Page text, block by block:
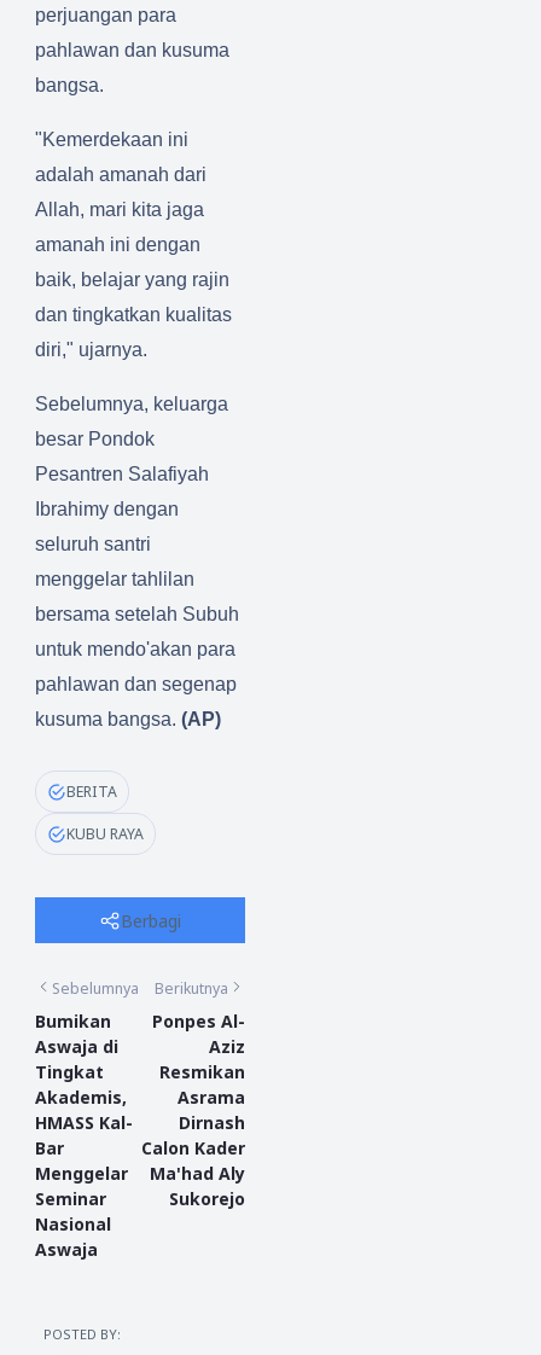
perjuangan para
pahlawan dan kusuma
bangsa.
"Kemerdekaan ini
adalah amanah dari
Allah, mari kita jaga
amanah ini dengan
baik, belajar yang rajin
dan tingkatkan kualitas
diri," ujarnya.
Sebelumnya, keluarga
besar Pondok
Pesantren Salafiyah
Ibrahimy dengan
seluruh santri
menggelar tahlilan
bersama setelah Subuh
untuk mendo'akan para
pahlawan dan segenap
kusuma bangsa. (AP)
BERITA
KUBU RAYA
Berbagi
Sebelumnya
Bumikan
Aswaja di
Tingkat
Akademis,
HMASS Kal-
Bar
Menggelar
Seminar
Nasional
Aswaja
Berikutnya
Ponpes Al-
Aziz
Resmikan
Asrama
Dirnash
Calon Kader
Ma'had Aly
Sukorejo
POSTED BY: